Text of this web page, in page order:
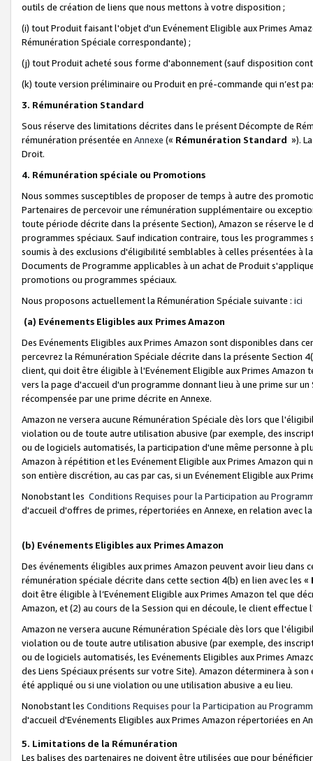
outils de création de liens que nous mettons à votre disposition ;
(i) tout Produit faisant l'objet d'un Evénement Eligible aux Primes
Rémunération Spéciale correspondante) ;
(j) tout Produit acheté sous forme d'abonnement (sauf disposition
(k) toute version préliminaire ou Produit en pré-commande qui n’est
3. Rémunération Standard
Sous réserve des limitations décrites dans le présent Décompte de
rémunération présentée en Annexe (« Rémunération Standard »).
Droit.
4. Rémunération spéciale ou Promotions
Nous sommes susceptibles de proposer de temps à autre des
Partenaires de percevoir une rémunération supplémentaire ou
toute période décrite dans la présente Section), Amazon se réserve
programmes spéciaux. Sauf indication contraire, tous les
soumis à des exclusions d'éligibilité semblables à celles présentées à
Documents de Programme applicables à un achat de Produit
promotions ou programmes spéciaux.
Nous proposons actuellement la Rémunération Spéciale suivante : ici
(a) Evénements Eligibles aux Primes Amazon
Des Evénements Eligibles aux Primes Amazon sont disponibles dans
percevrez la Rémunération Spéciale décrite dans la présente Section
client, qui doit être éligible à l'Evénement Eligible aux Primes Amazon
vers la page d'accueil d'un programme donnant lieu à une prime sur
récompensée par une prime décrite en Annexe.
Amazon ne versera aucune Rémunération Spéciale dès lors que
violation ou de toute autre utilisation abusive (par exemple, des
ou de logiciels automatisés, la participation d'une même personne à
Amazon à répétition et les Evénement Eligible aux Primes Amazon qui
son entière discrétion, au cas par cas, si un Evénement Eligible aux
Nonobstant les Conditions Requises pour la Participation au
d'accueil d'offres de primes, répertoriées en Annexe, en relation avec
(b) Evénements Eligibles aux Primes Amazon
Des événements éligibles aux primes Amazon peuvent avoir lieu dans
rémunération spéciale décrite dans cette section 4(b) en lien avec les «
doit être éligible à l’Evénement Eligible aux Primes Amazon tel que
Amazon, et (2) au cours de la Session qui en découle, le client
Amazon ne versera aucune Rémunération Spéciale dès lors que
violation ou de toute autre utilisation abusive (par exemple, des
ou de logiciels automatisés, les Evénements Eligibles aux Primes
des Liens Spéciaux présents sur votre Site). Amazon déterminera à
été appliqué ou si une violation ou une utilisation abusive a eu lieu.
Nonobstant les Conditions Requises pour la Participation au
d'accueil d'Evénements Eligibles aux Primes Amazon répertoriées en
5. Limitations de la Rémunération
Les balises des partenaires ne doivent être utilisées que pour